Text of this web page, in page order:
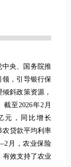
央、国务院推
领，引导银行保
斜政策资源，
至2026年2月
元，同比增长
农贷款平均利率
月，农业保险
有效支持了农业